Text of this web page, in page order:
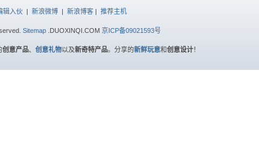
辑入伙 | 新浪微博 | 新浪博客 | 推荐主机
Sitemap .DUOXINQI.COM 京ICP备09021593号
创意产品、 创意礼物以及新奇特产品。分享的新鲜玩意和创意设计！